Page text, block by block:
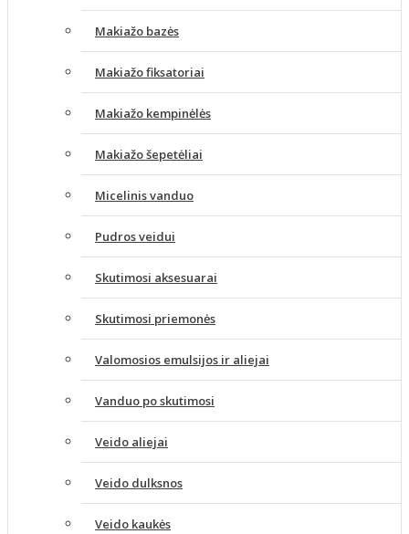
Makiažo bazės
Makiažo fiksatoriai
Makiažo kempinėlės
Makiažo šepetėliai
Micelinis vanduo
Pudros veidui
Skutimosi aksesuarai
Skutimosi priemonės
Valomosios emulsijos ir aliejai
Vanduo po skutimosi
Veido aliejai
Veido dulksnos
Veido kaukės